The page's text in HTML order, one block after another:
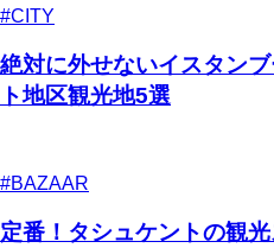
#CITY
絶対に外せないイスタン
ト地区観光地5選
#BAZAAR
定番！タシュケントの観